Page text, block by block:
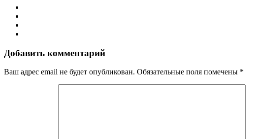
Добавить комментарий
Ваш адрес email не будет опубликован. Обязательные поля помечены *